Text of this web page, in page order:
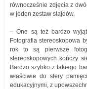
równocześnie zdjęcia z
w jeden zestaw slajdów.
– One są też bardzo
Fotografia stereoskopowa
rok to są pierwsze
stereoskopowych kończy
Bardzo szybko z takiego
właściwie do sfery
edukacyjnymi, z